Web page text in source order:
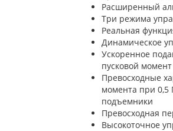
Расширенный
Три режима
Реальная
Динамическое
Ускоренное
пусковой момент
Превосходные
момента при 0,5
подъемники
Превосходная
Высокоточное